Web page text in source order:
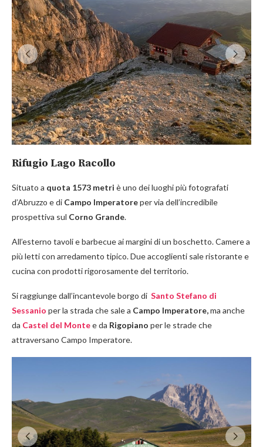
Rifugio Lago Racollo
Situato a quota 1573 metri è uno dei luoghi più fotografati
d’Abruzzo e di Campo Imperatoreper via dell’incredibile
prospettiva sul Corno Grande.
All’esterno tavoli e barbecue ai margini di un boschetto. Camere a
più letti con arredamento tipico. Due accoglienti sale ristorante e
cucina con prodotti rigorosamente del territorio.
Si raggiunge dall’incantevole borgo di Santo Stefano di
Sessanio per la strada che sale a Campo Imperatore,ma anche
da Castel del Montee da Rigopiano per le strade che
attraversano Campo Imperatore.